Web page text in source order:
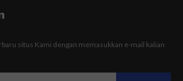
situs Kami dengan memasukkan e-mail kalian